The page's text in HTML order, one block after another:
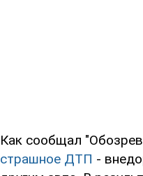
Как сообщал
страшное ДТП -